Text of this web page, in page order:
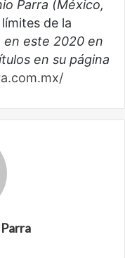
Parra (México,
de la
en este 2020 en
en su página